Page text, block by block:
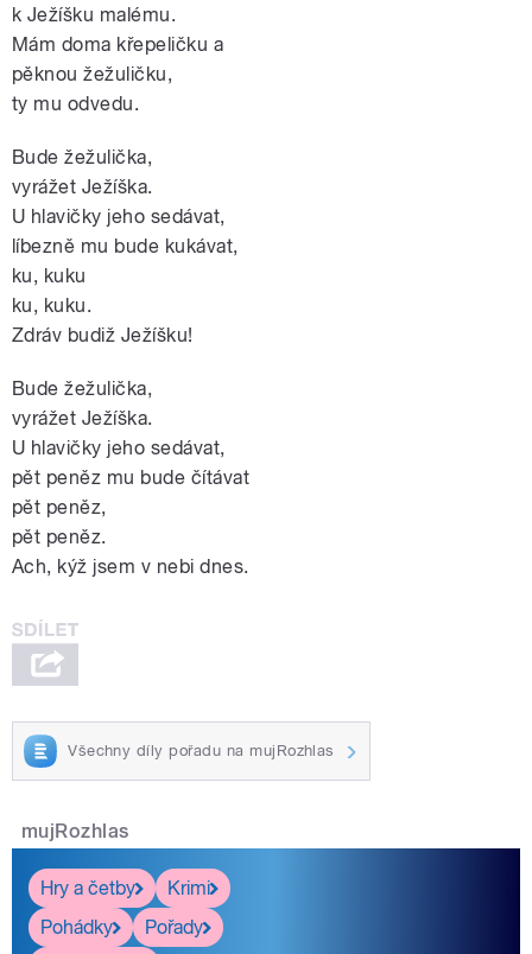
k Ježíšku malému.
Mám doma křepeličku a
pěknou žežuličku,
ty mu odvedu.
Bude žežulička,
vyrážet Ježíška.
U hlavičky jeho sedávat,
líbezně mu bude kukávat,
ku, kuku
ku, kuku.
Zdráv budiž Ježíšku!
Bude žežulička,
vyrážet Ježíška.
U hlavičky jeho sedávat,
pět peněz mu bude čítávat
pět peněz,
pět peněz.
Ach, kýž jsem v nebi dnes.
Všechny díly pořadu na mujRozhlas
mujRozhlas
Hry a četby
Krimi
Pohádky
Pořady